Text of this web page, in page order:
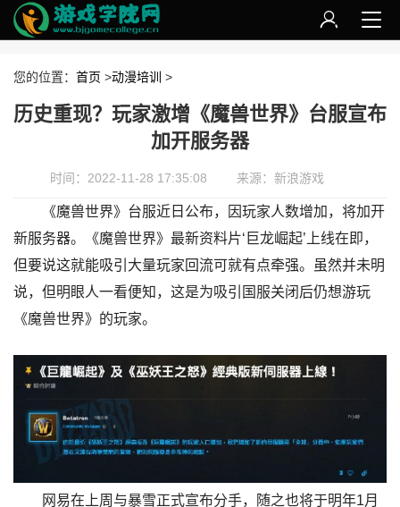
您的位置： 首页 >动漫培训 >
历史重现？玩家激增《魔兽世界》台服宣布
加开服务器
时间：2022-11-28 17:35:08 来源：新浪游戏
《魔兽世界》台服近日公布，因玩家人数增加，将加开
新服务器。《魔兽世界》最新资料片‘巨龙崛起’上线在即，
但要说这就能吸引大量玩家回流可就有点牵强。虽然并未明
说，但明眼人一看便知，这是为吸引国服关闭后仍想游玩
《魔兽世界》的玩家。
网易在上周与暴雪正式宣布分手，随之也将于明年1月